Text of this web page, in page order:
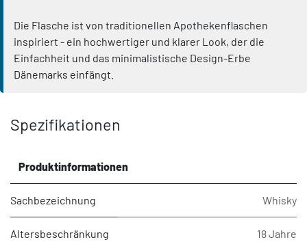
Die Flasche ist von traditionellen Apothekenflaschen
inspiriert - ein hochwertiger und klarer Look, der die
Einfachheit und das minimalistische Design-Erbe
Dänemarks einfängt.
Spezifikationen
Produktinformationen
Sachbezeichnung Whisky
Altersbeschränkung 18 Jahre